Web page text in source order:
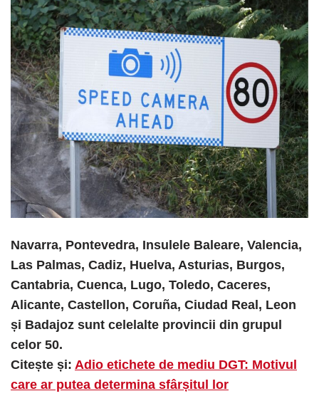
Navarra, Pontevedra, Insulele Baleare, Valencia,
Las Palmas, Cadiz, Huelva, Asturias, Burgos,
Cantabria, Cuenca, Lugo, Toledo, Caceres,
Alicante, Castellon, Coruña, Ciudad Real, Leon
și Badajoz sunt celelalte provincii din grupul
celor 50.
Citește și: Adio etichete de mediu DGT: Motivul
care ar putea determina sfârșitul lor